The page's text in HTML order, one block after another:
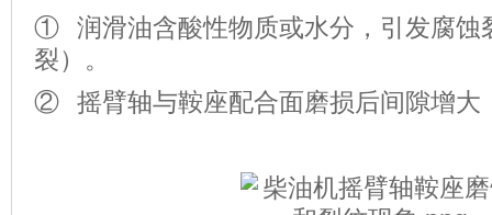
① 润滑油含酸性物质或水分，引发腐蚀
裂）。
② 摇臂轴与鞍座配合面磨损后间隙增大